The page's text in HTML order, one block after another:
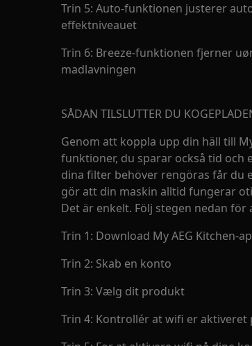
Trin 5: Auto-funktionen justerer
effektniveauet
Trin 6: Breeze-funktionen fjerner
madlavningen
SÅDAN TILSLUTTER DU
Genom att koppla upp din häll till
funktioner, du sparar också tid och
dina filter behöver rengöras får du
gör att din maskin alltid fungerar
Det är enkelt. Följ stegen nedan
Trin 1: Download My AEG Kitchen-
Trin 2: Skab en konto
Trin 3: Vælg dit produkt
Trin 4: Kontrollér at wifi er aktiveret